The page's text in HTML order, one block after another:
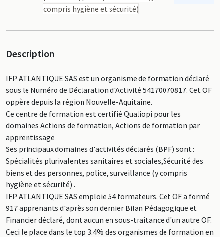
compris hygiène et sécurité)
Description
IFP ATLANTIQUE SAS est un organisme de formation déclaré
sous le Numéro de Déclaration d'Activité 54170070817. Cet OF
oppère depuis la région Nouvelle-Aquitaine.
Ce centre de formation est certifié Qualiopi pour les
domaines Actions de formation, Actions de formation par
apprentissage.
Ses principaux domaines d'activités déclarés (BPF) sont :
Spécialités plurivalentes sanitaires et sociales,Sécurité des
biens et des personnes, police, surveillance (y compris
hygiène et sécurité) .
IFP ATLANTIQUE SAS emploie 54 formateurs. Cet OF a formé
917 apprenants d'après son dernier Bilan Pédagogique et
Financier déclaré, dont aucun en sous-traitance d'un autre OF.
Ceci le place dans le top 3.4% des organismes de formation en